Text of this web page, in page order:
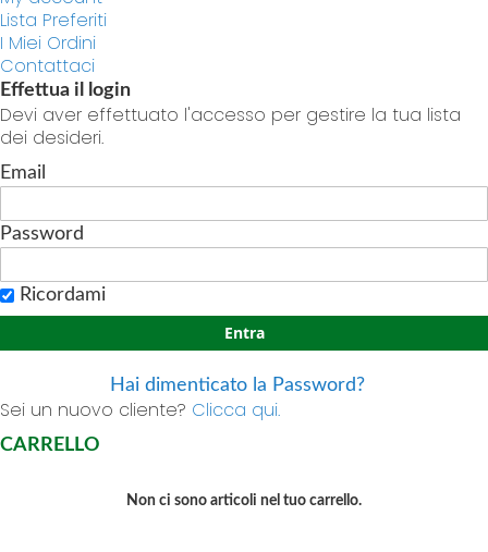
Lista Preferiti
I Miei Ordini
Contattaci
Effettua il login
Devi aver effettuato l'accesso per gestire la tua lista
dei desideri.
Email
Password
Ricordami
Entra
Hai dimenticato la Password?
Sei un nuovo cliente? Clicca qui.
CARRELLO
Non ci sono articoli nel tuo carrello.